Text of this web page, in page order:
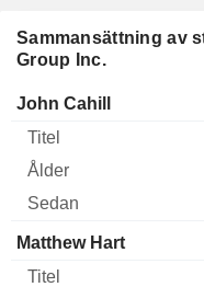
Sammansättning av
Group Inc.
Styrelseledamot
John Cahill
Matthew Hart